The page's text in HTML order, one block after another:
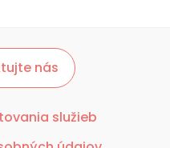
nás
služieb